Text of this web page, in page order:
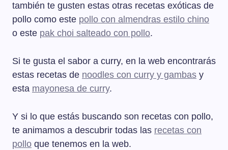
también te gusten estas otras recetas exóticas de
pollo como este pollo con almendras estilo chino
o este pak choi salteado con pollo.
Si te gusta el sabor a curry, en la web encontrarás
estas recetas de noodles con curry y gambas y
esta mayonesa de curry.
Y si lo que estás buscando son recetas con pollo,
te animamos a descubrir todas las recetas con
pollo que tenemos en la web.